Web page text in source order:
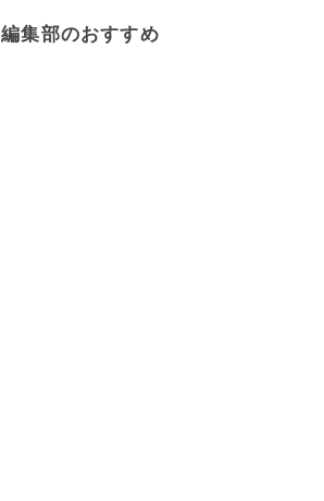
編集部のおすすめ